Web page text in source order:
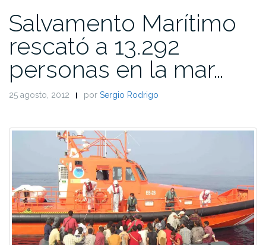
Salvamento Marítimo
rescató a 13.292
personas en la mar…
25 agosto, 2012 por Sergio Rodrigo